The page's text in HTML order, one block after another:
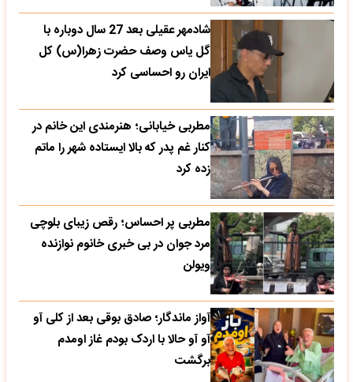
شادمهر عقیلی بعد 27 سال دوباره با
گل یاس وصف حضرت زهرا(س) کل
ایران رو احساسی کرد
مطربی خیابانی؛ هنرمندی این خانم در
کنار غم پدر که بالا ایستاده شهر را ماتم
زده کرد
مطربی پر احساس؛ رقص زیبای بلوچی
مرد جوان در بی خبری خانوم نوازنده
ویولن
آواز ماندگار؛ صادق بوقی بعد از کلی آو
آو آو حالا با اردک بودم غاز اومدم
برگشت